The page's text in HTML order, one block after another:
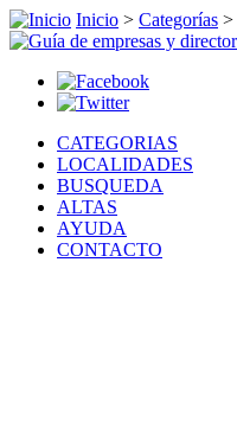
Inicio > Categorías >
CATEGORIAS
LOCALIDADES
BUSQUEDA
ALTAS
AYUDA
CONTACTO